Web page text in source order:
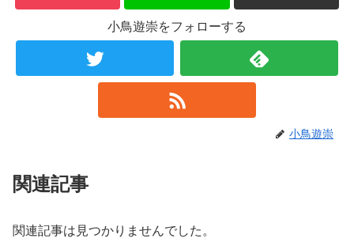
小鳥遊崇をフォローする
小鳥遊崇
関連記事
関連記事は見つかりませんでした。